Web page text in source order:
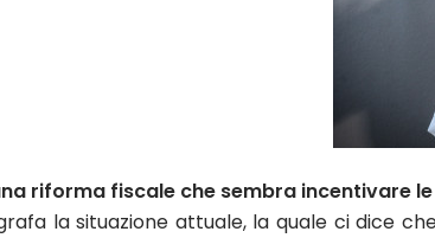
riforma fiscale che sembra incentivare
la situazione attuale, la quale ci dice